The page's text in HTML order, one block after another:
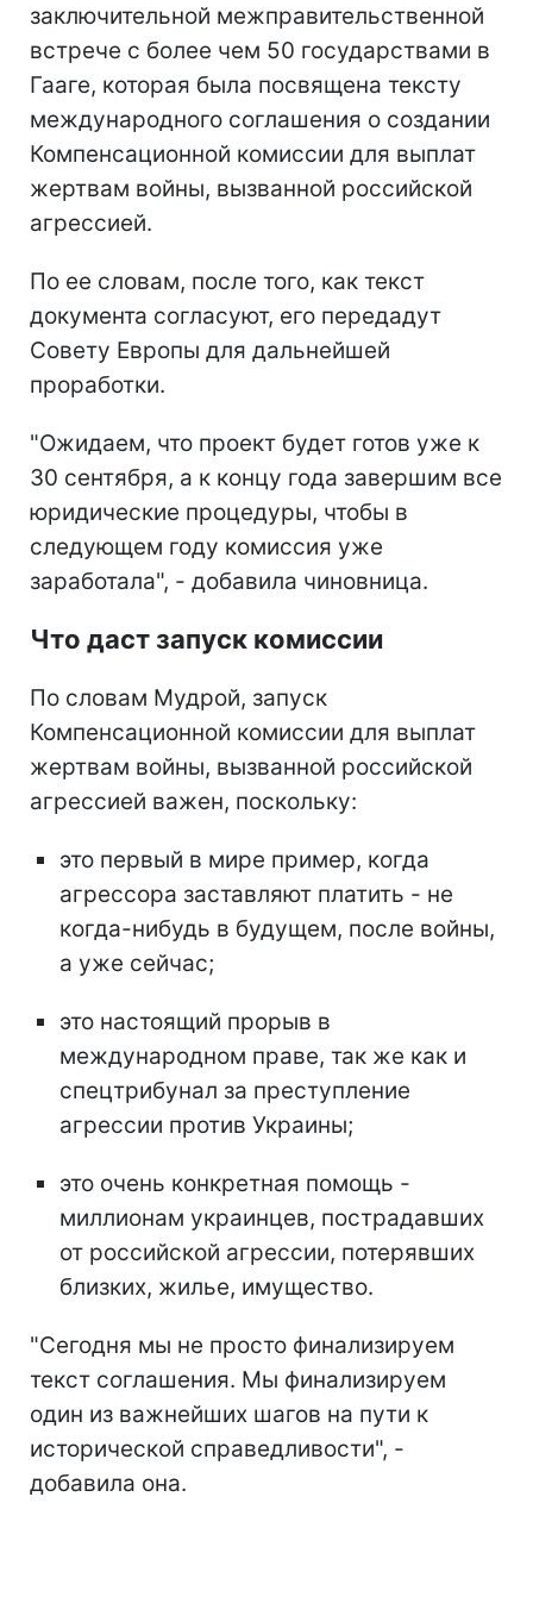
заключительной межправительственной
встрече с более чем 50 государствами в
Гааге, которая была посвящена тексту
международного соглашения о создании
Компенсационной комиссии для выплат
жертвам войны, вызванной российской
агрессией.
По ее словам, после того, как текст
документа согласуют, его передадут
Совету Европы для дальнейшей
проработки.
"Ожидаем, что проект будет готов уже к
30 сентября, а к концу года завершим все
юридические процедуры, чтобы в
следующем году комиссия уже
заработала", - добавила чиновница.
Что даст запуск комиссии
По словам Мудрой, запуск
Компенсационной комиссии для выплат
жертвам войны, вызванной российской
агрессией важен, поскольку:
это первый в мире пример, когда
агрессора заставляют платить - не
когда-нибудь в будущем, после войны,
а уже сейчас;
это настоящий прорыв в
международном праве, так же как и
спецтрибунал за преступление
агрессии против Украины;
это очень конкретная помощь -
миллионам украинцев, пострадавших
от российской агрессии, потерявших
близких, жилье, имущество.
"Сегодня мы не просто финализируем
текст соглашения. Мы финализируем
один из важнейших шагов на пути к
исторической справедливости", -
добавила она.